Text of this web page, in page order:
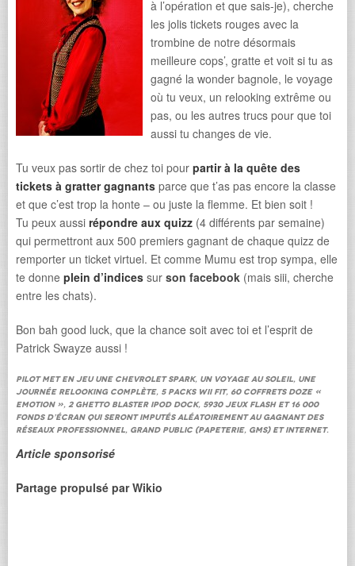
à l’opération et que sais-je), cherche
les jolis tickets rouges avec la
trombine de notre désormais
meilleure cops’, gratte et voit si tu as
gagné la wonder bagnole, le voyage
où tu veux, un relooking extrême ou
pas, ou les autres trucs pour que toi
aussi tu changes de vie.
Tu veux pas sortir de chez toi pour partir à la quête des
tickets à gratter gagnants parce que t’as pas encore la classe
et que c’est trop la honte – ou juste la flemme. Et bien soit !
Tu peux aussi répondre aux quizz (4 différents par semaine)
qui permettront aux 500 premiers gagnant de chaque quizz de
remporter un ticket virtuel. Et comme Mumu est trop sympa, elle
te donne plein d’indices sur son facebook (mais siii, cherche
entre les chats).
Bon bah good luck, que la chance soit avec toi et l’esprit de
Patrick Swayze aussi !
Pilot met en jeu une Chevrolet Spark, un voyage au soleil, une
journée relooking complète, 5 packs WII fit, 60 coffrets DOZE «
Emotion », 2 Ghetto blaster Ipod dock, 5930 jeux flash et 16 000
fonds d’écran qui seront imputés aléatoirement au gagnant des
réseaux professionnel, grand public (papeterie, gms) et internet.
Article sponsorisé
Partage propulsé par Wikio